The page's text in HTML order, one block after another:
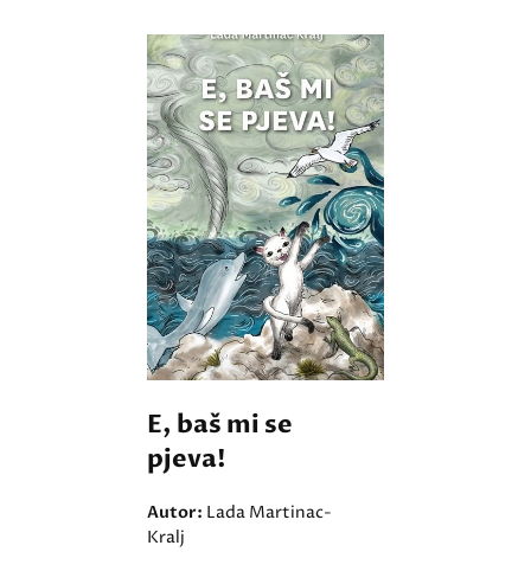
E, baš mi se
pjeva!
Autor: Lada Martinac-
Kralj